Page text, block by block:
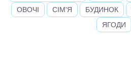
ОВОЧІ
СІМ'Я БУДИНОК
ЯГОДИ